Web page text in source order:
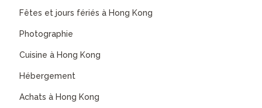
Fêtes et jours fériés à Hong Kong
Photographie
Cuisine à Hong Kong
Hébergement
Achats à Hong Kong